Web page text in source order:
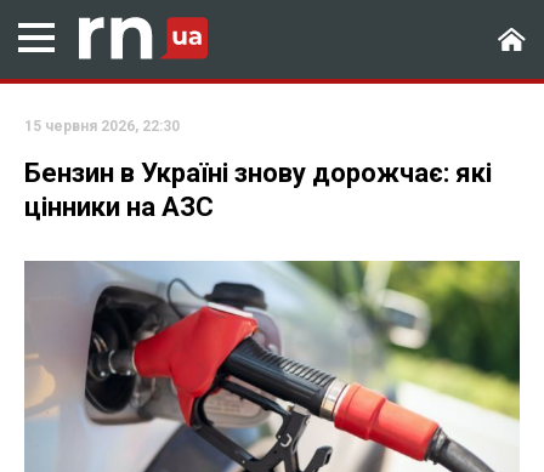
15 червня 2026, 22:30
Бензин в Україні знову дорожчає: які
цінники на АЗС